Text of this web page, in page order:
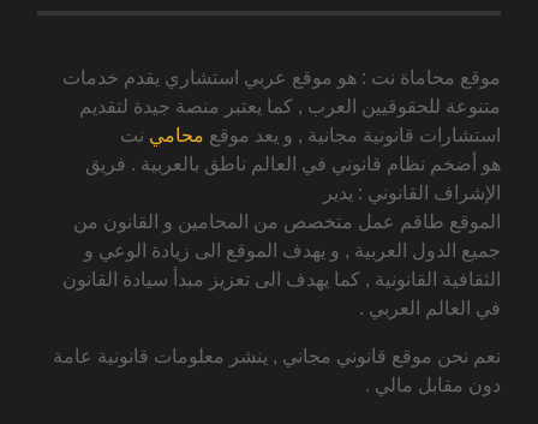
موقع محاماة نت : هو موقع عربي استشاري يقدم خدمات
متنوعة للحقوقيين العرب , كما يعتبر منصة جيدة لتقديم
استشارات قانونية مجانية , و يعد موقع محامي نت
هو أضخم نظام قانوني في العالم ناطق بالعربية . فريق
الإشراف القانوني : يدير
الموقع طاقم عمل متخصص من المحامين و القانون من
جميع الدول العربية , و يهدف الموقع الى زيادة الوعي و
الثقافية القانونية , كما يهدف الى تعزيز مبدأ سيادة القانون
في العالم العربي .
نعم نحن موقع قانوني مجاني , ينشر معلومات قانونية عامة
دون مقابل مالي .